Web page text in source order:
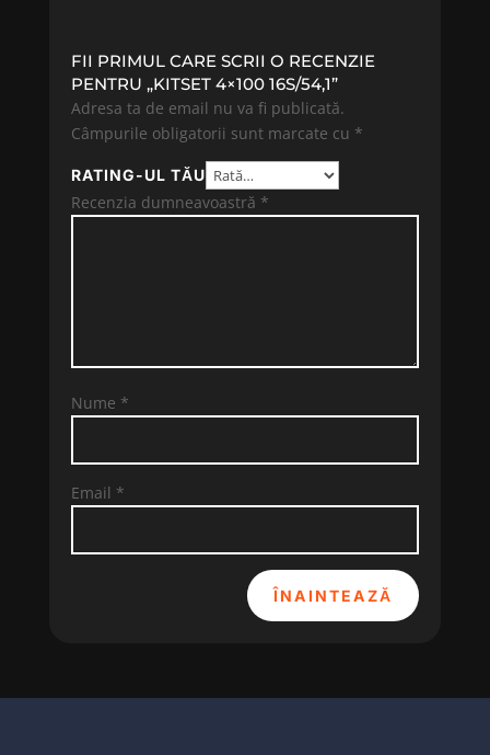
FII PRIMUL CARE SCRII O RECENZIE
PENTRU „KITSET 4×100 16S/54,1”
Adresa ta de email nu va fi publicată.
Câmpurile obligatorii sunt marcate cu *
RATING-UL TĂU
Recenzia dumneavoastră *
Nume *
Email *
ÎNAINTEAZĂ